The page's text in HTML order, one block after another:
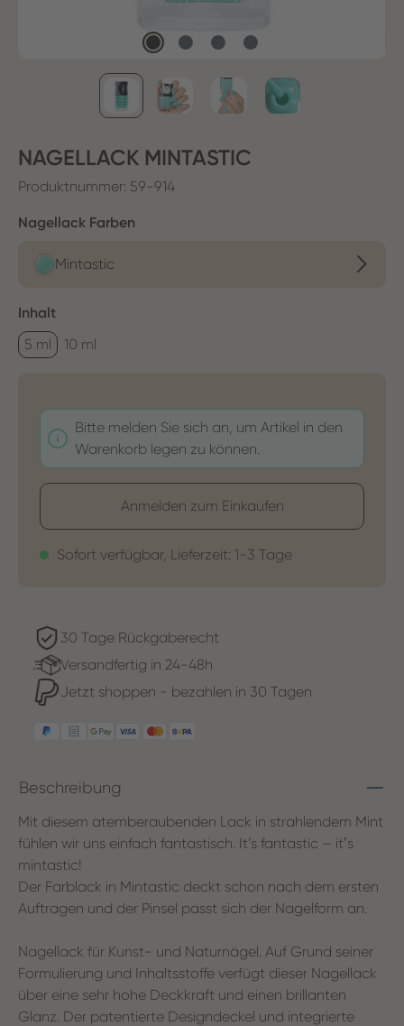
NAGELLACK MINTASTIC
Produktnummer: 59-914
Nagellack Farben
Mintastic
Inhaltauswählen
5 ml
10 ml
Bitte melden Sie sich an, um Artikel in den
Warenkorb legen zu können.
Anmelden zum Einkaufen
Sofort verfügbar, Lieferzeit: 1-3 Tage
30 Tage Rückgaberecht
Versandfertig in 24-48h
Jetzt shoppen - bezahlen in 30 Tagen
Beschreibung
Mit diesem atemberaubenden Lack in strahlendem Mint
fühlen wir uns einfach fantastisch. It’s fantastic – itʼs
mintastic!
Der Farblack in Mintastic deckt schon nach dem ersten
Auftragen und der Pinsel passt sich der Nagelform an.
Nagellack für Kunst- und Naturnägel. Auf Grund seiner
Formulierung und Inhaltsstoffe verfügt dieser Nagellack
über eine sehr hohe Deckkraft und einen brillanten
Glanz. Der patentierte Designdeckel und integrierte